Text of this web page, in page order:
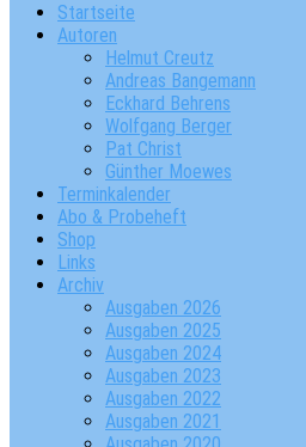
Startseite
Autoren
Helmut Creutz
Andreas Bangemann
Eckhard Behrens
Wolfgang Berger
Pat Christ
Günther Moewes
Terminkalender
Abo & Probeheft
Shop
Links
Archiv
Ausgaben 2026
Ausgaben 2025
Ausgaben 2024
Ausgaben 2023
Ausgaben 2022
Ausgaben 2021